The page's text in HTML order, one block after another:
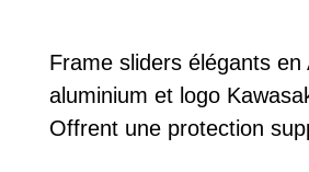
Frame sliders élégants
aluminium et logo
Offrent une protection